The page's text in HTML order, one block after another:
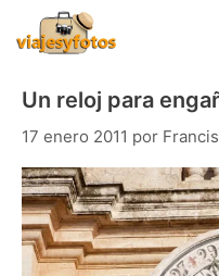
contenido
Un reloj para
17 enero 2011 por